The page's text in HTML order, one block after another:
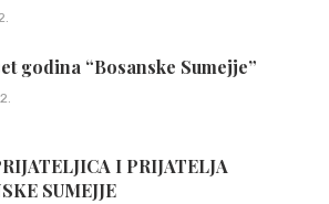
godina “Bosanske Sumejje”
I PRIJATELJA
SUMEJJE